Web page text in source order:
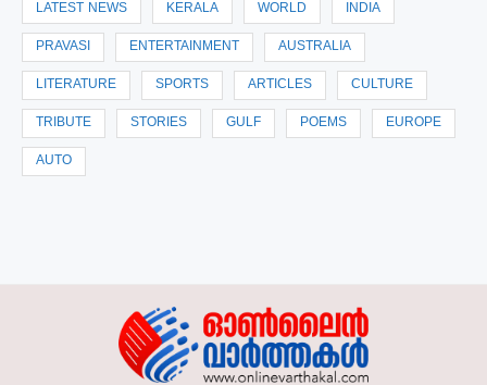
LATEST NEWS KERALA WORLD INDIA
PRAVASI ENTERTAINMENT AUSTRALIA
LITERATURE SPORTS ARTICLES CULTURE
TRIBUTE STORIES GULF POEMS EUROPE
AUTO